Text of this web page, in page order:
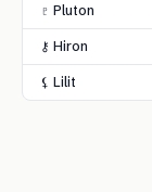
♇ Pluton
⚷ Hiron
⚸ Lilit